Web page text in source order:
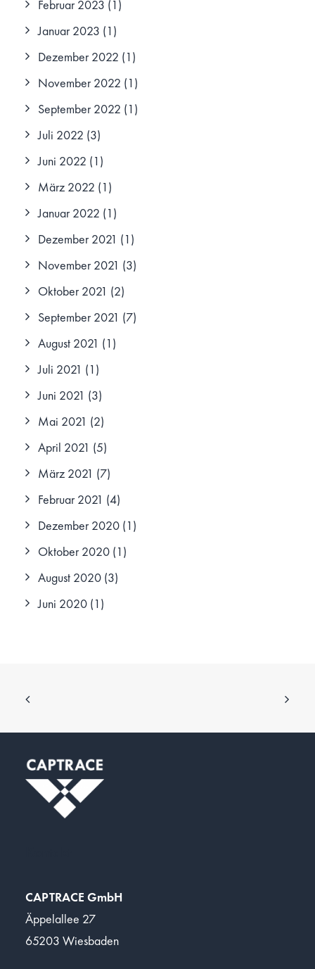
Februar 2023 (1)
Januar 2023 (1)
Dezember 2022 (1)
November 2022 (1)
September 2022 (1)
Juli 2022 (3)
Juni 2022 (1)
März 2022 (1)
Januar 2022 (1)
Dezember 2021 (1)
November 2021 (3)
Oktober 2021 (2)
September 2021 (7)
August 2021 (1)
Juli 2021 (1)
Juni 2021 (3)
Mai 2021 (2)
April 2021 (5)
März 2021 (7)
Februar 2021 (4)
Dezember 2020 (1)
Oktober 2020 (1)
August 2020 (3)
Juni 2020 (1)
CAPTRACE GmbH
Äppelallee 27
65203 Wiesbaden